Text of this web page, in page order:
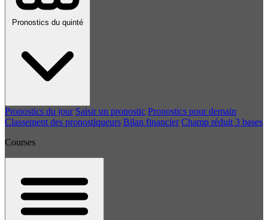
Pronostics du quinté
Pronostics du jour Saisir un pronostic Pronostics pour demain
Classement des pronostiqueurs Bilan financier Champ réduit 3 bases
Courses